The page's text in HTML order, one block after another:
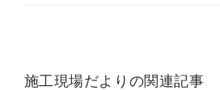
施工現場だよりの関連記事